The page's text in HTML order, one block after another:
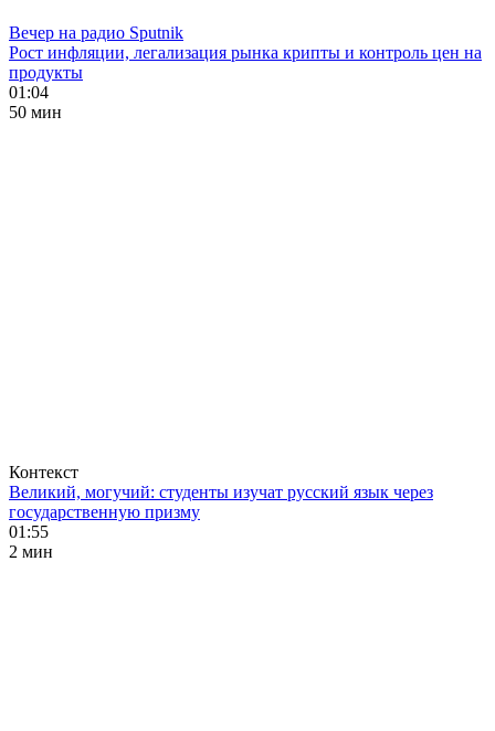
Вечер на радио Sputnik
Рост инфляции, легализация рынка крипты и контроль цен на
продукты
01:04
50 мин
Контекст
Великий, могучий: студенты изучат русский язык через
государственную призму
01:55
2 мин